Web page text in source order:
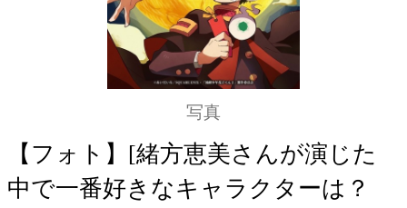
写真
【フォト】[緒方恵美さんが演じた
中で一番好きなキャラクターは？